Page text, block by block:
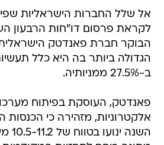
אל שלל החברות הישראליות
לקראת פרסום דו"חות הרבעון
הבוקר חברת פאנדטק
הגדולה ביותר בה היא כלל
ב-27.5% ממניותיה.
פאנדטק, העוסקת בפיתוח
אלקטרוניות, מזהירה כי הכנסות